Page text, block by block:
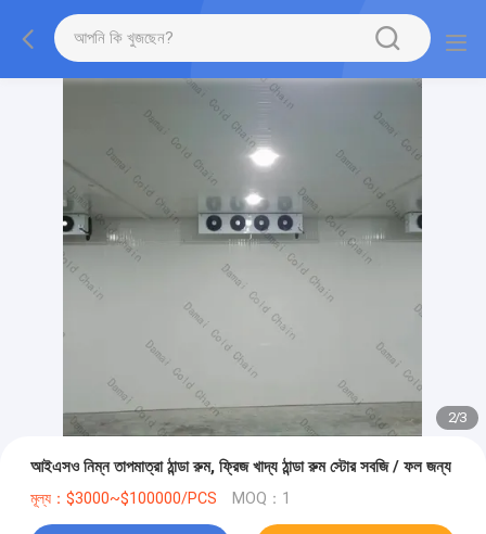
2/3
আইএসও নিম্ন তাপমাত্রা ঠান্ডা রুম, ফ্রিজ খাদ্য ঠান্ডা রুম স্টোর সবজি / ফল জন্য
মূল্য：$3000~$100000/PCS MOQ：1